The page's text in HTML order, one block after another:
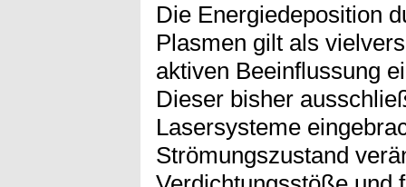
Die Energiedeposition
Plasmen gilt als
aktiven Beeinflussung
Dieser bisher
Lasersysteme
Strömungszustand